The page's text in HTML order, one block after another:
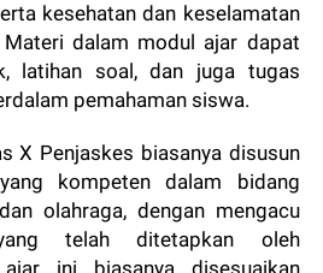
kesehatan dan keselamatan
dalam modul ajar dapat
latihan soal, dan juga tugas
pemahaman siswa.
X Penjaskes biasanya disusun
kompeten dalam bidang
olahraga, dengan mengacu
telah ditetapkan oleh
ini biasanya disesuaikan